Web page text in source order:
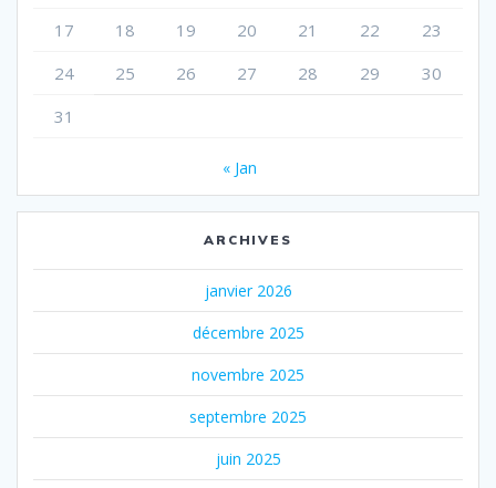
17 18 19 20 21 22
23
24
25 26 27 28 29
30
31
« Jan
ARCHIVES
janvier 2026
décembre 2025
novembre 2025
septembre 2025
juin 2025